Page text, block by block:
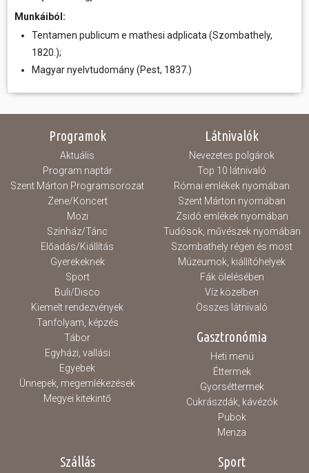
Munkáiból:
Tentamen publicum e mathesi adplicata (Szombathely,
1820.);
Magyar nyelvtudomány (Pest, 1837.)
Programok
Aktuális
Program naptár
Szent Márton Programsorozat
Zene/Koncert
Mozi
Színház/Tánc
Előadás/Kiállítás
Gyerekeknek
Sport
Buli/Disco
Kiemelt rendezvények
Tanfolyam, képzés
Tábor
Egyházi, vallási
Egyebek
Ünnepek, megemlékezések
Megyei kitekintő
Látnivalók
Nevezetes polgárok
Top 10 látnivaló
Római emlékek nyomában
Szent Márton nyomában
Zsidó emlékek nyomában
Tudósok, művészek nyomában
Szombathely régen és most
Múzeumok, kiállítóhelyek
Fák ölelésében
Víz közelben
Összes látnivaló
Gasztronómia
Heti menü
Éttermek
Gyorséttermek
Cukrászdák, kávézók
Pubok
Menza
Szállás Sport